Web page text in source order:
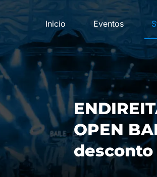
Inicio Eventos
OPEN
desconto